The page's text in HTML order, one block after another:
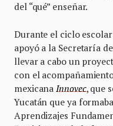
del “qué” enseñar.
Durante el ciclo
apoyó a la Secretaría
llevar a cabo un
con el
mexicanaInnovec, que
Yucatán que ya
Aprendizajes